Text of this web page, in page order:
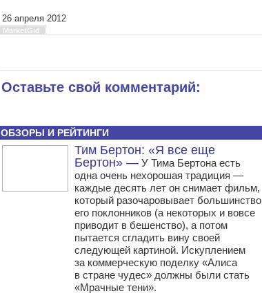
26 апреля 2012
MarketGid
Оставьте свой комментарий:
ОБЗОРЫ И РЕЙТИНГИ
Тим Бертон: «Я все еще
Бертон» —У Тима Бертона есть
одна очень нехорошая традиция —
каждые десять лет он снимает фильм,
который разочаровывает большинство
его поклонников (а некоторых и вовсе
приводит в бешенство), а потом
пытается сгладить вину своей
следующей картиной. Искуплением
за коммерческую поделку «Алиса
в стране чудес» должны были стать
«Мрачные тени».